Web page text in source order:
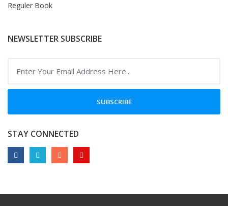
Reguler Book
NEWSLETTER SUBSCRIBE
SUBSCRIBE
STAY CONNECTED